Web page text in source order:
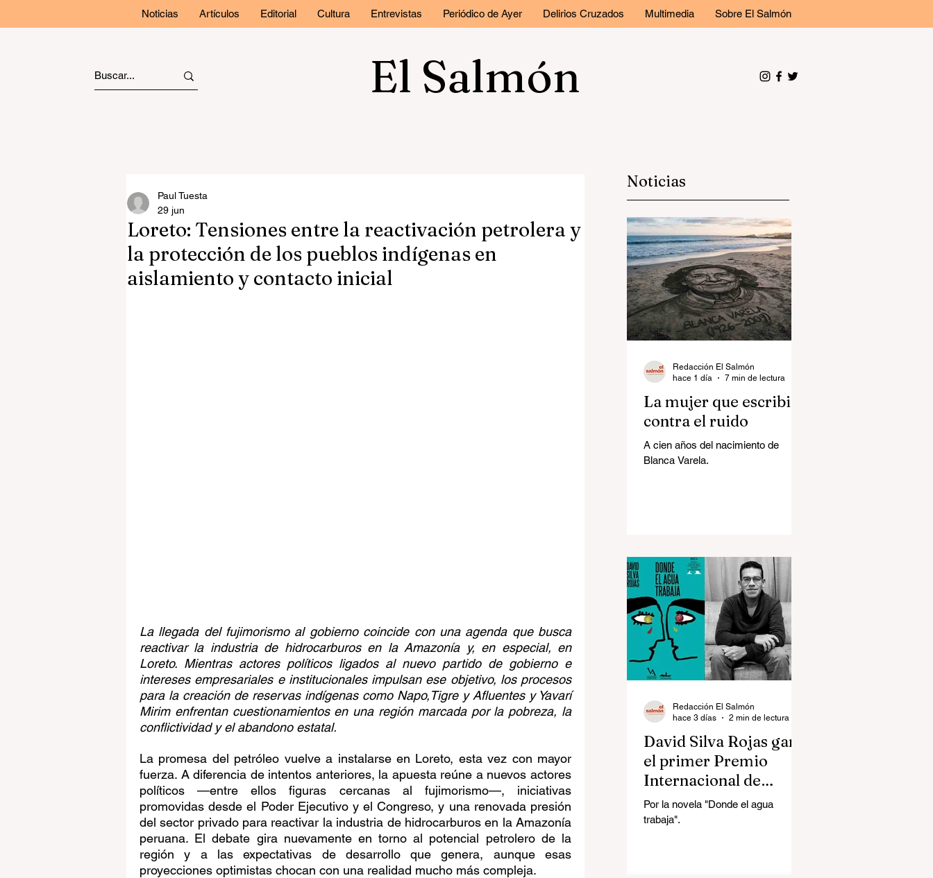
Noticias Artículos Editorial Cultura Entrevistas Periódico de Ayer Delirios Cruzados Multimedia Sobre El Salmón
El Salmón
Loreto: Tensiones entre la reactivación petrolera y
la protección de los pueblos indígenas en
aislamiento y contacto inicial
Paul Tuesta
29 jun
La llegada del fujimorismo al gobierno coincide con una agenda que busca
reactivar la industria de hidrocarburos en la Amazonía y, en especial, en
Loreto. Mientras actores políticos ligados al nuevo partido de gobierno e
intereses empresariales e institucionales impulsan ese objetivo, los procesos
para la creación de reservas indígenas como Napo,Tigre y Afluentes y Yavarí
Mirim enfrentan cuestionamientos en una región marcada por la pobreza, la
conflictividad y el abandono estatal.
La promesa del petróleo vuelve a instalarse en Loreto, esta vez con mayor
fuerza. A diferencia de intentos anteriores, la apuesta reúne a nuevos actores
políticos —entre ellos figuras cercanas al fujimorismo—, iniciativas
promovidas desde el Poder Ejecutivo y el Congreso, y una renovada presión
del sector privado para reactivar la industria de hidrocarburos en la Amazonía
peruana. El debate gira nuevamente en torno al potencial petrolero de la
región y a las expectativas de desarrollo que genera, aunque esas
proyecciones optimistas chocan con una realidad mucho más compleja.
Noticias
La mujer que escribió
contra el ruido
A cien años del nacimiento de
Blanca Varela.
Redacción El Salmón
hace 1 día
7 min de lectura
David Silva Rojas ganó
el primer Premio
Internacional de
Novela Breve Almadía
Ventosa-Arrufat
Por la novela "Donde el agua
trabaja".
Redacción El Salmón
hace 3 días
2 min de lectura